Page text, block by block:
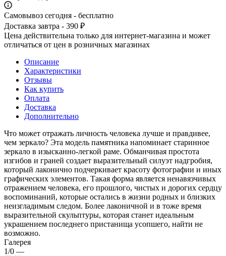
Самовывоз сегодня - бесплатно
Доставка завтра - 390 ₽
Цена действительна только для интернет-магазина и может
отличаться от цен в розничных магазинах
Описание
Характеристики
Отзывы
Как купить
Оплата
Доставка
Дополнительно
Что может отражать личность человека лучше и правдивее,
чем зеркало? Эта модель памятника напоминает старинное
зеркало в изысканно-легкой раме. Обманчивая простота
изгибов и граней создает выразительный силуэт надгробия,
который лаконично подчеркивает красоту фотографии и иных
графических элементов. Такая форма является ненавязчивых
отражением человека, его прошлого, чистых и дорогих сердцу
воспоминаний, которые остались в жизни родных и близких
неизгладимым следом. Более лаконичной и в тоже время
выразительной скульптуры, которая станет идеальным
украшением последнего пристанища усопшего, найти не
возможно.
Галерея
1/0 —